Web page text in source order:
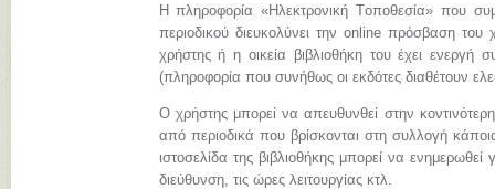
Η πληροφορία «Hλεκτρονική Tοποθεσία» που
περιοδικού διευκολύνει την online πρόσβαση
χρήστης ή η οικεία βιβλιοθήκη του έχει
(πληροφορία που συνήθως οι εκδότες διαθέτουν
Ο χρήστης μπορεί να απευθυνθεί στην
από περιοδικά που βρίσκονται στη συλλογή
ιστοσελίδα της βιβλιοθήκης μπορεί να
διεύθυνση, τις ώρες λειτουργίας κτλ.